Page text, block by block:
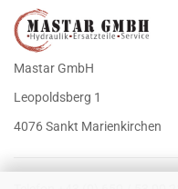
Mastar GmbH
Leopoldsberg 1
4076 Sankt Marienkirchen